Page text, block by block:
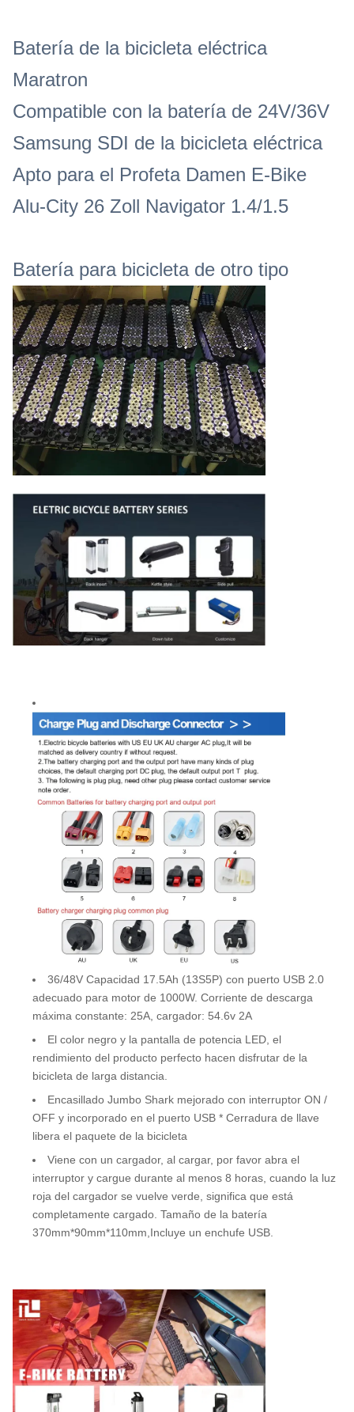
Lugar de origen Shenzhen, China
Garantización
Batería de la bicicleta eléctrica
Maratron
Compatible con la batería de 24V/36V
Samsung SDI de la bicicleta eléctrica
Apto para el Profeta Damen E-Bike
Alu-City 26 Zoll Navigator 1.4/1.5
Batería para bicicleta de otro tipo
36/48V Capacidad 17.5Ah (13S5P) con puerto USB 2.0
adecuado para motor de 1000W. Corriente de descarga
máxima constante: 25A, cargador: 54.6v 2A
El color negro y la pantalla de potencia LED, el
rendimiento del producto perfecto hacen disfrutar de la
bicicleta de larga distancia.
Encasillado Jumbo Shark mejorado con interruptor ON /
OFF y incorporado en el puerto USB * Cerradura de llave
libera el paquete de la bicicleta
Viene con un cargador, al cargar, por favor abra el
interruptor y cargue durante al menos 8 horas, cuando la luz
roja del cargador se vuelve verde, significa que está
completamente cargado. Tamaño de la batería
370mm*90mm*110mm,Incluye un enchufe USB.